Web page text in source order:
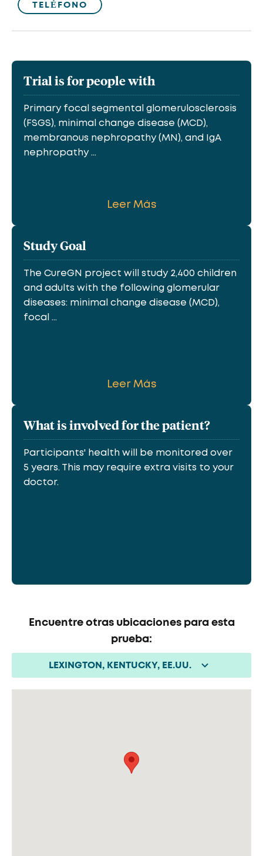
TELÉFONO
Trial is for people with
Primary focal segmental glomerulosclerosis
(FSGS), minimal change disease (MCD),
membranous nephropathy (MN), and IgA
nephropathy ...
Leer Más
Study Goal
The CureGN project will study 2,400 children
and adults with the following glomerular
diseases: minimal change disease (MCD),
focal ...
Leer Más
What is involved for the patient?
Participants' health will be monitored over
5 years. This may require extra visits to your
doctor.
Encuentre otras ubicaciones para esta
prueba:
LEXINGTON, KENTUCKY, EE.UU.